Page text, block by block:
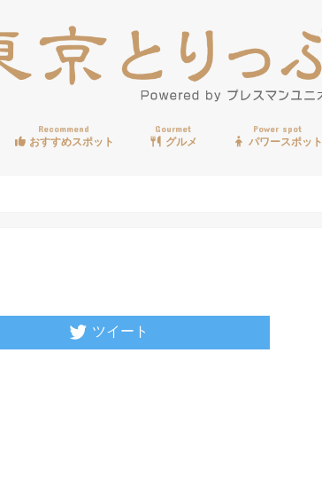
Recommend
おすすめスポット
Gourmet
グルメ
Power spot
パワースポット
ツイート